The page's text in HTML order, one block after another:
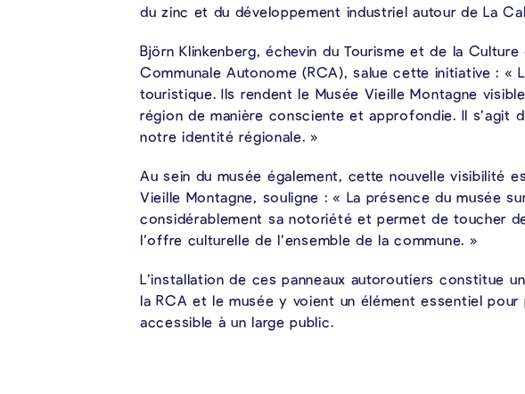
du zinc et du développement industriel autour de La
Björn Klinkenberg, échevin du Tourisme et de la
Communale Autonome (RCA), salue cette initiative :
touristique. Ils rendent le Musée Vieille Montagne
région de manière consciente et approfondie. Il s’agit
notre identité régionale. »
Au sein du musée également, cette nouvelle visibilité
Vieille Montagne, souligne : « La présence du musée
considérablement sa notoriété et permet de toucher
l’offre culturelle de l’ensemble de la commune. »
L’installation de ces panneaux autoroutiers constitue
la RCA et le musée y voient un élément essentiel
accessible à un large public.